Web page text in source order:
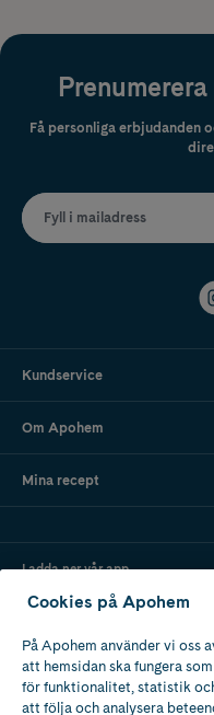
Få personliga erbjudanden
Fyll i mailadress
Kundservice
Om Apohem
Mina recept
Ladda ner vår app
Apotek med tillstånd
Cookies på Apohem
På Apohem använder vi oss
att hemsidan ska fungera
för funktionalitet, statistik
att följa och analysera